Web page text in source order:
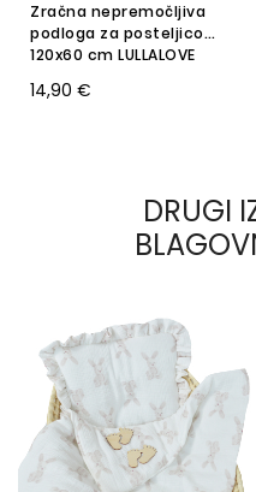
Zračna nepremočljiva
podloga za posteljico
120x60 cm LULLALOVE
14,90 €
DRUGI